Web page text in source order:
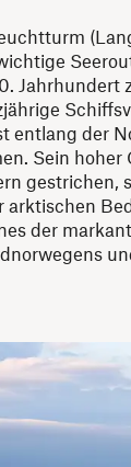
Jahrhundert
entlang der
Sein hoher
gestrichen,
der